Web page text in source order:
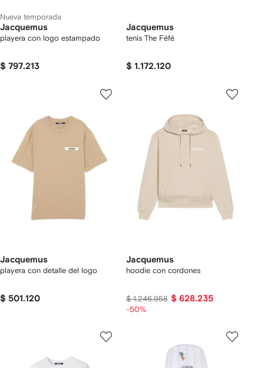
Nueva temporada
Jacquemus
playera con logo estampado
$ 797.213
Jacquemus
tenis The Féfé
$ 1.172.120
Jacquemus
playera con detalle del logo
$ 501.120
Jacquemus
hoodie con cordones
$ 1.246.958 $ 628.235
-50%